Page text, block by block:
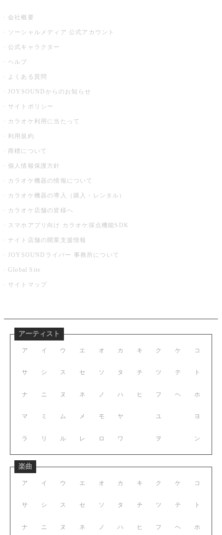
会社概要
ソーシャルメディア 公式アカウント
公式キャラクター
ヘルプ
よくある質問
JOYSOUNDからのお知らせ
サイトポリシー
カラオケ利用に当たって
利用規約
商標について
個人情報保護方針
カラオケ機器の情報について
カラオケ機器の導入（購入・レンタル）
カラオケ店舗の皆様へ
スマホアプリ向け カラオケ採点機能SDK
ナイト店舗の開業支援情報
JOYSOUNDライバー 事務所について
Global Site
サイトマップ
アーティスト
ア イ ウ エ オ
サ シ ス セ ソ
ナ ニ ヌ ネ ノ
マ ミ ム メ モ
ラ リ ル レ ロ
カ キ ク ケ コ
タ チ ツ テ ト
ハ ヒ フ ヘ ホ
ヤ ユ ヨ
ワ ヲ ン
楽曲
ア イ ウ エ オ
サ シ ス セ ソ
ナ ニ ヌ ネ ノ
カ キ ク ケ コ
タ チ ツ テ ト
ハ ヒ フ ヘ ホ